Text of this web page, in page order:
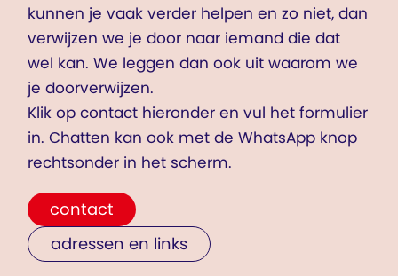
kunnen je vaak verder helpen en zo niet, dan
verwijzen we je door naar iemand die dat
wel kan. We leggen dan ook uit waarom we
je doorverwijzen.
Klik op contact hieronder en vul het formulier
in. Chatten kan ook met de WhatsApp knop
rechtsonder in het scherm.
contact
adressen en links